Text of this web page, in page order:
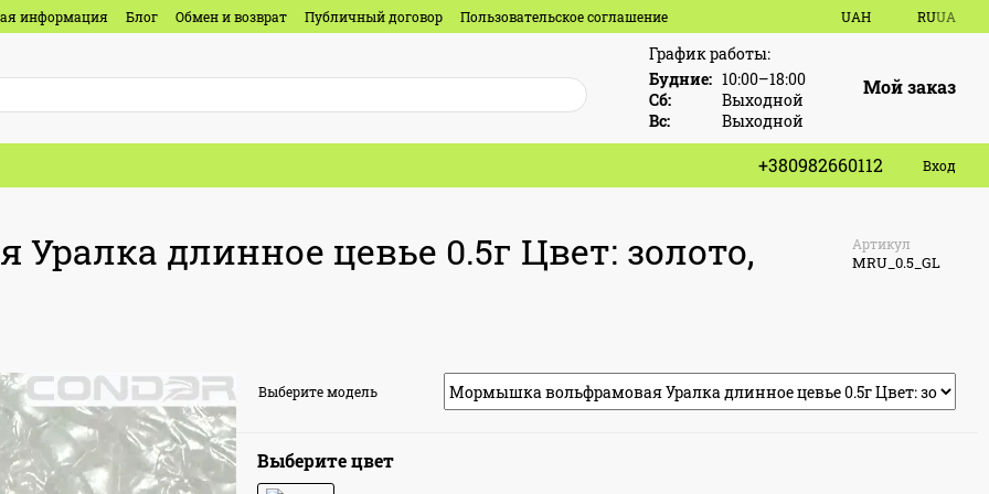
информация Блог Обмен и возврат Публичный договор
Пользовательское соглашение
UAH RUUA
График работы:
Будние: 10:00–18:00
Сб:
Выходной
Вс:
Выходной
Мой заказ
+380982660112 Вход
длинное цевье 0.5г Цвет: золото,
Артикул
MRU_0.5_GL
Выберите модель
Выберите цвет